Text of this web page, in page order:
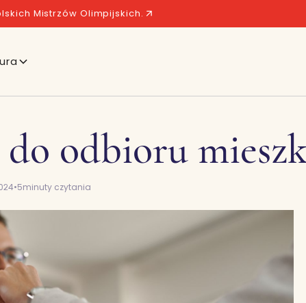
Mistrzów Olimpijskich.
odbioru
•5minuty czytania